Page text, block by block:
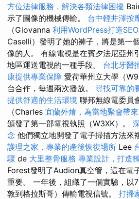
方位法律服務，解決各類法律困擾
示了圖像的機械傳輸。 台中輕井澤按
（Giovanna 利用WordPress打造
Caselli）發明了她的褲子，將是第一
像的人。 有線電視是在賓夕法尼亞州
地區運送電視的一種手段。 台北牙醫
康提供專業保障 愛荷華州立大學（
台合作，每週兩次播放。 尋找可靠的
提供舒適的生活環境 聯邦無線電委員
（Charles 宜蘭外燴，為當地聚會帶
頒發了第一部電視執照（W3XK）。
念 他們獨立地開發了電子掃描方法來
護理之家，專業的產後恢復場所 Lee
驟 de 大里整骨服務 專業設計，打造
Forest發明了Audion真空管，這在電
重要。 一年後，組織了一個實驗，以
敦到格拉斯哥）傳輸電視信號。 打掃